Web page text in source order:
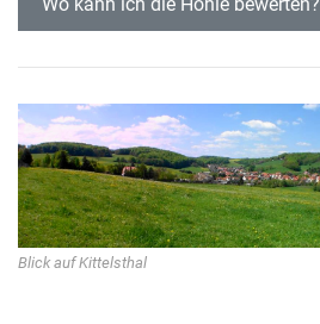
Blick auf Kittelsthal